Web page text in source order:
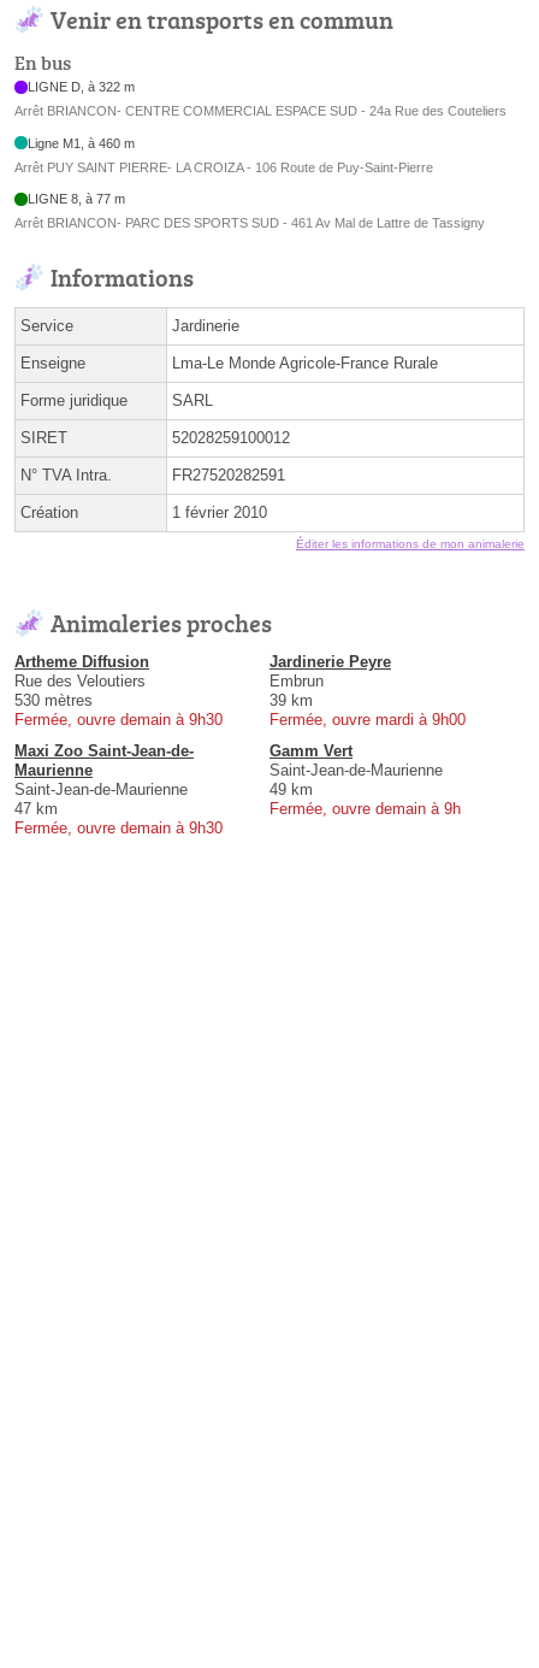
Venir en transports en commun
En bus
LIGNE D, à 322 m
Arrêt BRIANCON- CENTRE COMMERCIAL ESPACE SUD - 24a Rue des Couteliers
Ligne M1, à 460 m
Arrêt PUY SAINT PIERRE- LA CROIZA - 106 Route de Puy-Saint-Pierre
LIGNE 8, à 77 m
Arrêt BRIANCON- PARC DES SPORTS SUD - 461 Av Mal de Lattre de Tassigny
Informations
Service Jardinerie
Enseigne Lma-Le Monde Agricole-France Rurale
Forme juridique SARL
SIRET 52028259100012
N° TVA Intra. FR27520282591
Création 1 février 2010
Éditer les informations de mon animalerie
Animaleries proches
Artheme Diffusion
Rue des Veloutiers
530 mètres
Fermée, ouvre demain à 9h30
Jardinerie Peyre
Embrun
39 km
Fermée, ouvre mardi à 9h00
Maxi Zoo Saint-Jean-de-
Maurienne
Saint-Jean-de-Maurienne
47 km
Fermée, ouvre demain à 9h30
Gamm Vert
Saint-Jean-de-Maurienne
49 km
Fermée, ouvre demain à 9h